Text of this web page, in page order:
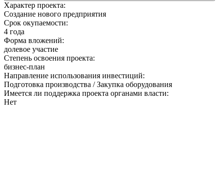
Характер проекта:
Создание нового предприятия
Срок окупаемости:
4 года
Форма вложений:
долевое участие
Степень освоения проекта:
бизнес-план
Направление использования инвестиций:
Подготовка производства / Закупка оборудования
Имеется ли поддержка проекта органами власти:
Нет